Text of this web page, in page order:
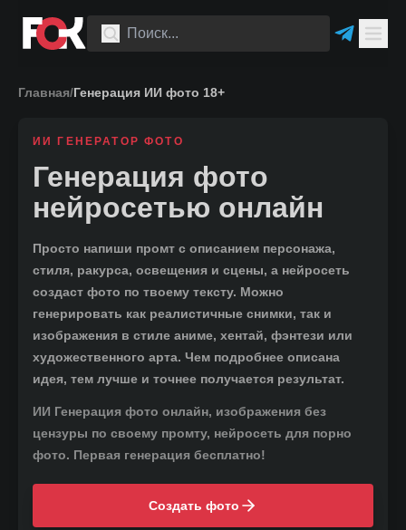
Главная/Генерация ИИ фото 18+
ИИ ГЕНЕРАТОР ФОТО
Генерация фото
нейросетью онлайн
Просто напиши промт с описанием персонажа,
стиля, ракурса, освещения и сцены, а нейросеть
создаст фото по твоему тексту. Можно
генерировать как реалистичные снимки, так и
изображения в стиле аниме, хентай, фэнтези или
художественного арта. Чем подробнее описана
идея, тем лучше и точнее получается результат.
ИИ Генерация фото онлайн, изображения без
цензуры по своему промту, нейросеть для порно
фото. Первая генерация бесплатно!
Создать фото